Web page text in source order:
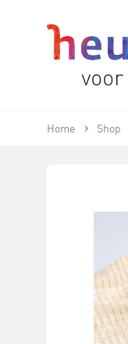
Home Shop